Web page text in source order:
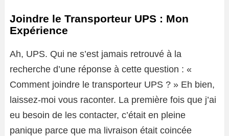
Joindre le Transporteur UPS : Mon
Expérience
Ah, UPS. Qui ne s’est jamais retrouvé à la
recherche d’une réponse à cette question : «
Comment joindre le transporteur UPS ? » Eh bien,
laissez-moi vous raconter. La première fois que j’ai
eu besoin de les contacter, c’était en pleine
panique parce que ma livraison était coincée